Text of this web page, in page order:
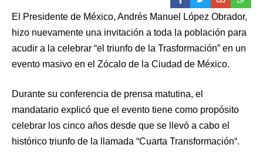
El Presidente de México, Andrés Manuel López Obrador,
hizo nuevamente una invitación a toda la población para
acudir a la celebrar “el triunfo de la Trasformación” en un
evento masivo en el Zócalo de la Ciudad de México.
Durante su conferencia de prensa matutina, el
mandatario explicó que el evento tiene como propósito
celebrar los cinco años desde que se llevó a cabo el
histórico triunfo de la llamada “Cuarta Transformación“.